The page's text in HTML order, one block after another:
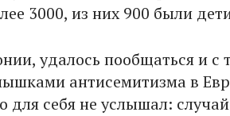
3000, из них 900 были
удалось пообщаться и с
антисемитизма в
для себя не услышал: